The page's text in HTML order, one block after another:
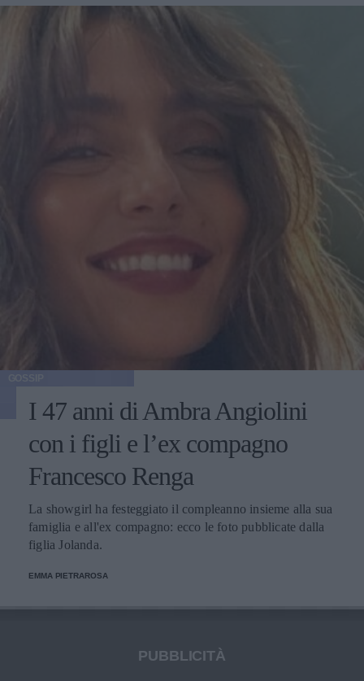
I 47 anni di Ambra Angiolini
con i figli e l’ex compagno
Francesco Renga
La showgirl ha festeggiato il compleanno insieme alla sua
famiglia e all'ex compagno: ecco le foto pubblicate dalla
figlia Jolanda.
EMMA PIETRAROSA
PUBBLICITÀ